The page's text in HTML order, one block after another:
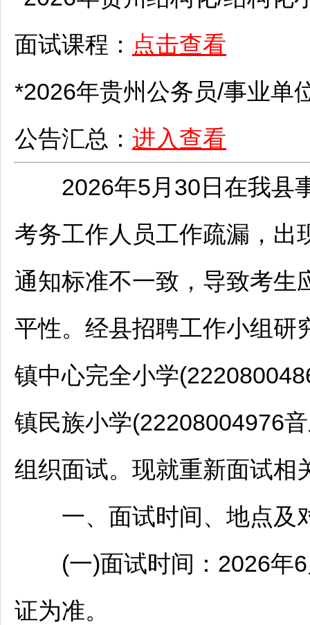
面试课程： 点击查看
*2026年贵州公务员/事业单
公告汇总： 进入查看
2026年5月30日在我县
考务工作人员工作疏漏，出
通知标准不一致，导致考生
平性。经县招聘工作小组研
镇中心完全小学
镇民族小学(22208004976
组织面试。现就重新面试相
一、面试时间、地点及
(一)面试时间：2026年6
证为准。